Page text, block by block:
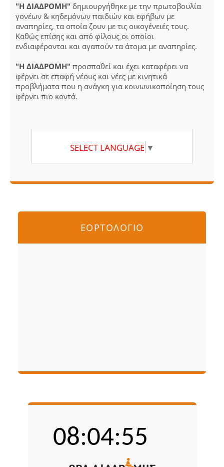
"Η ΔΙΑΔΡΟΜΗ" δημιουργήθηκε με την πρωτοβουλία
γονέων & κηδεμόνων παιδιών και εφήβων με
αναπηρίες, τα οποία ζουν με τις οικογένειές τους.
Καθώς επίσης και από φίλους οι οποίοι
ενδιαφέρονται και αγαπούν τα άτομα με αναπηρίες.
"Η ΔΙΑΔΡΟΜΗ" προσπαθεί και έχει καταφέρει να
φέρνει σε επαφή νέους και νέες με κινητικά
προβλήματα που η ανάγκη για κοινωνικοποίηση τους
φέρνει πιο κοντά.
SELECT LANGUAGE ▼
ΕΟΡΤΟΛΟΓΙΟ